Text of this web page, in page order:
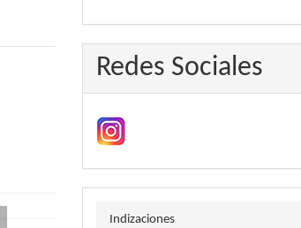
Redes Sociales
indizaciones
Indizaciones